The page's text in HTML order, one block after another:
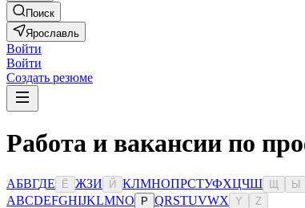
Поиск
Ярославль
Войти
Войти
Создать резюме
Работа и вакансии по
АБВГДЕ Ё ЖЗИ Й КЛМНОПРСТУФХЦЧШ Ы
ABCDEFGHIJKLMNO P QRSTUVWX Y Z